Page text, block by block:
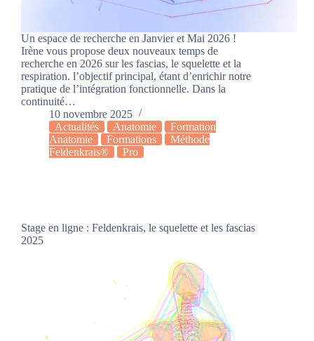
Un espace de recherche en Janvier et Mai 2026 !
Irène vous propose deux nouveaux temps de
recherche en 2026 sur les fascias, le squelette et la
respiration. l’objectif principal, étant d’enrichir notre
pratique de l’intégration fonctionnelle. Dans la
continuité…
10 novembre 2025
Actualités
Anatomie
Formation
Anatomie
Formations
Méthode
Feldenkrais®
Pro
Stage en ligne : Feldenkrais, le squelette et les fascias
2025